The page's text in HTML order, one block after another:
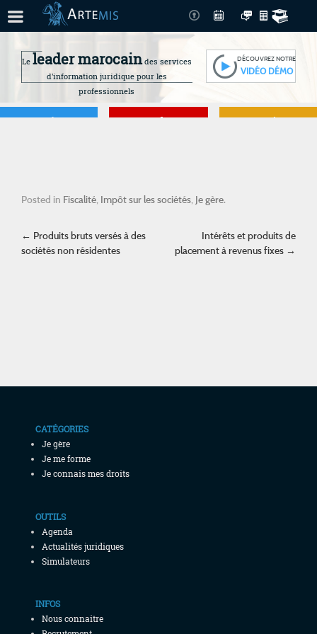
Le leader marocaindes services
d'information juridique pour les
professionnels
DÉCOUVREZ NOTRE
VIDÉO DÉMO
Je gère Je me forme
Je connais mes
Posted in Fiscalité Impôt sur les sociétés Je gère.
Post navigation
← Produits bruts versés à des
sociétés non résidentes
Intérêts et produits de
placement à revenus fixes →
CATÉGORIES
Je gère
Je me forme
Je connais mes droits
OUTILS
Agenda
Actualités juridiques
Simulateurs
INFOS
Nous connaitre